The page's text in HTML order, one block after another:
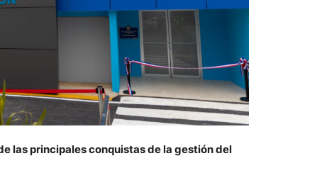
las principales conquistas de la gestión del